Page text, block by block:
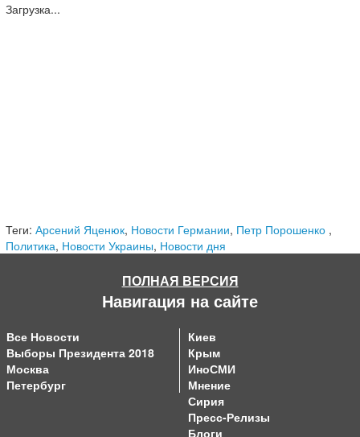
Загрузка...
Теги: Арсений Яценюк, Новости Германии, Петр Порошенко ,
Политика, Новости Украины, Новости дня
ПОЛНАЯ ВЕРСИЯ
Навигация на сайте
Все Новости
Выборы Президента 2018
Москва
Петербург
Киев
Крым
ИноСМИ
Мнение
Сирия
Пресс-Релизы
Блоги